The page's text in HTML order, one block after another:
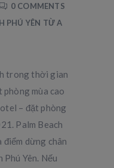
0 COMMENTS
PHÚ YÊN TỪ A
trong thời gian
mùa cao
– đặt phòng
Palm Beach
dừng chân
Phú Yên. Nếu